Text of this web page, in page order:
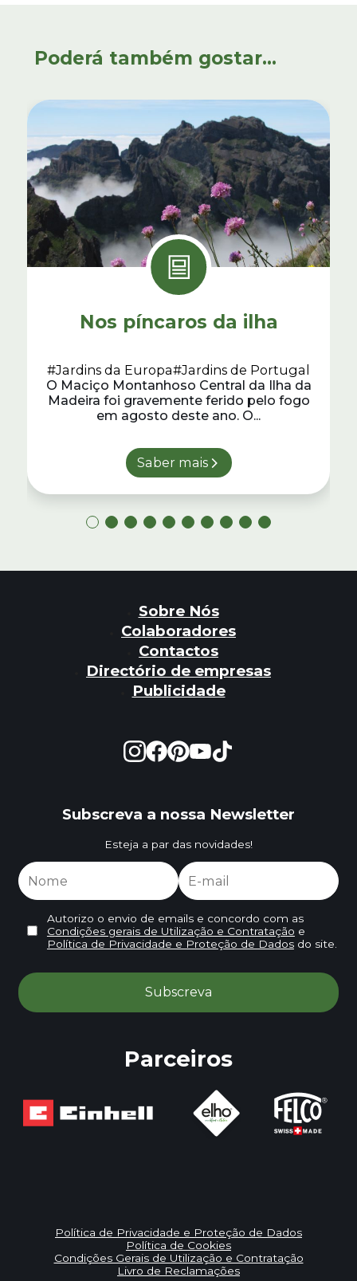
Poderá também gostar...
Nos píncaros da ilha
#Jardins da Europa#Jardins de Portugal
O Maciço Montanhoso Central da Ilha da
Madeira foi gravemente ferido pelo fogo
em agosto deste ano. O...
Saber mais
Sobre Nós
Colaboradores
Contactos
Directório de empresas
Publicidade
Subscreva a nossa Newsletter
Esteja a par das novidades!
Autorizo o envio de emails e concordo com as
Condições gerais de Utilização e Contratação e
Política de Privacidade e Proteção de Dadosdo site.
Parceiros
Política de Privacidade e Proteção de Dados
Política de Cookies
Condições Gerais de Utilização e Contratação
Livro de Reclamações